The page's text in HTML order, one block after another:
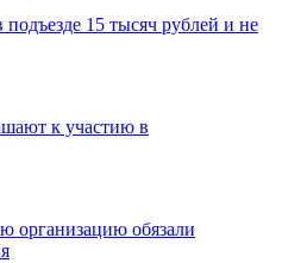
15 тысяч рублей и не
к участию в
организацию обязали